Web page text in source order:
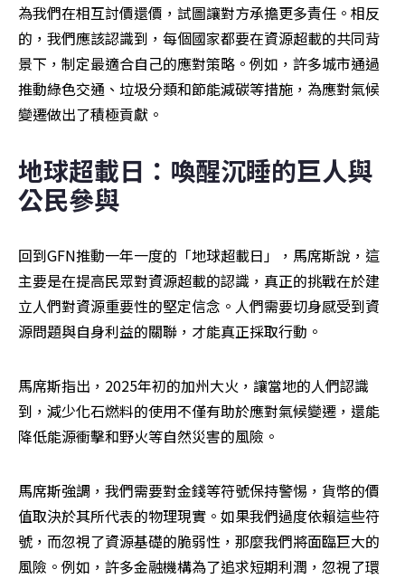
為我們在相互討價還價，試圖讓對方承擔更多責任。相反
的，我們應該認識到，每個國家都要在資源超載的共同背
景下，制定最適合自己的應對策略。例如，許多城市通過
推動綠色交通、垃圾分類和節能減碳等措施，為應對氣候
變遷做出了積極貢獻。
地球超載日：喚醒沉睡的巨人與
公民參與
回到GFN推動一年一度的「地球超載日」，馬席斯說，這
主要是在提高民眾對資源超載的認識，真正的挑戰在於建
立人們對資源重要性的堅定信念。人們需要切身感受到資
源問題與自身利益的關聯，才能真正採取行動。
馬席斯指出，2025年初的加州大火，讓當地的人們認識
到，減少化石燃料的使用不僅有助於應對氣候變遷，還能
降低能源衝擊和野火等自然災害的風險。
馬席斯強調，我們需要對金錢等符號保持警惕，貨幣的價
值取決於其所代表的物理現實。如果我們過度依賴這些符
號，而忽視了資源基礎的脆弱性，那麼我們將面臨巨大的
風險。例如，許多金融機構為了追求短期利潤，忽視了環